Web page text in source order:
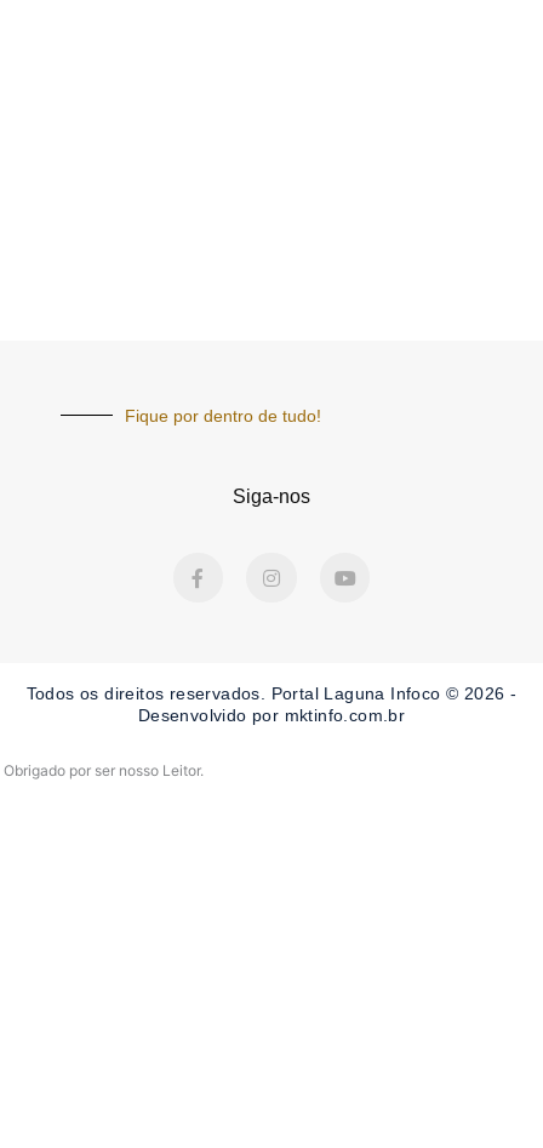
Fique por dentro de tudo!
Siga-nos
a
k
-
n
a
m
o
Todos os direitos reservados. Portal Laguna Infoco © 2026 -
Desenvolvido por mktinfo.com.br
Obrigado por ser nosso Leitor.